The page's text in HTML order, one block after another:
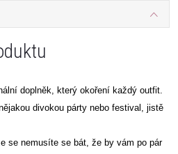
doplněk, který okoření každý outfit.
divokou párty nebo festival, jistě
se nemusíte se bát, že by vám po pár